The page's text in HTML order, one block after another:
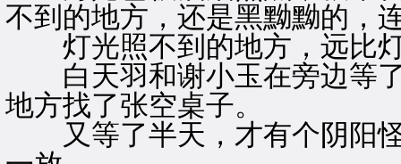
不到的地方，还是黑黝黝的，
灯光照不到的地方，远比灯
白天羽和谢小玉在旁边等了
地方找了张空桌子。
又等了半天，才有个阴阳怪